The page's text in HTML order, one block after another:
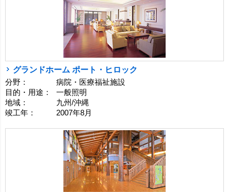
グランドホーム ポート・ヒロック
分野：
病院・医療福祉施設
目的・用途：
一般照明
地域：
九州/沖縄
竣工年：
2007年8月